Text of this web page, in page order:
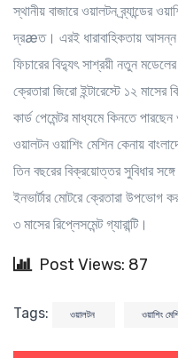
স্থানীয় বাজারে ওয়ালটন ব্র্যান্ডের
দ্রæত। এরই ধারাবাহিকতায়
ফিচারের বিদ্যুৎ সাশ্রয়ী নতুন
ক্রেতারা জিরো ইন্টারেস্টে ১২ মাসের
কার্ড পেমেন্টর মাধ্যমে কিনতে
ওয়ালটন ওয়াশিং মেশিন কেনায়
তিন বছরের বিক্রয়োত্তর সুবিধার
ইনভার্টার মোটরে ক্রেতারা উপভোগ
৩ মাসের রিপ্লেসমেন্ট গ্যারান্টি।
Post Views: 87
Tags: ওয়ালটন ওয়াশিং